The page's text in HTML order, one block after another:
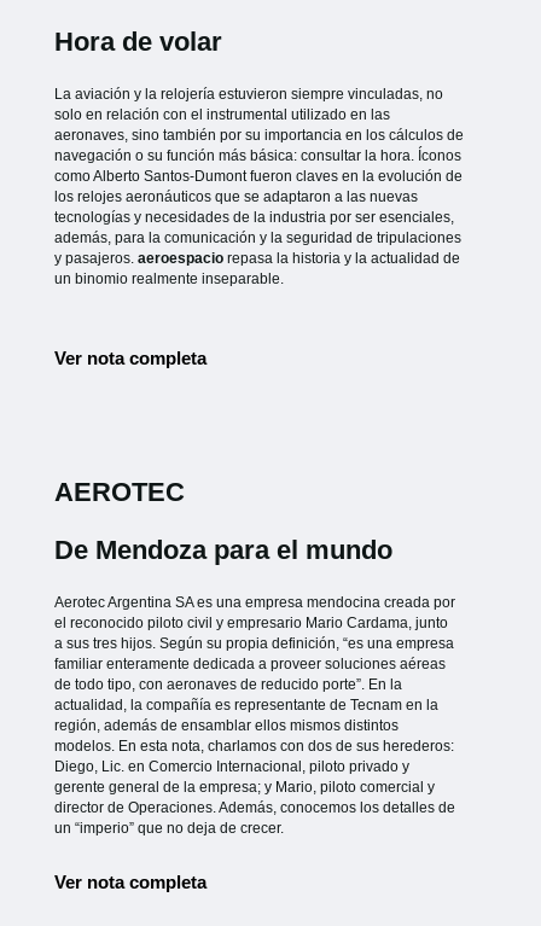
Hora de volar
La aviación y la relojería estuvieron siempre vinculadas, no
solo en relación con el instrumental utilizado en las
aeronaves, sino también por su importancia en los cálculos de
navegación o su función más básica: consultar la hora. Íconos
como Alberto Santos-Dumont fueron claves en la evolución de
los relojes aeronáuticos que se adaptaron a las nuevas
tecnologías y necesidades de la industria por ser esenciales,
además, para la comunicación y la seguridad de tripulaciones
y pasajeros. aeroespacio repasa la historia y la actualidad de
un binomio realmente inseparable.
Ver nota completa
AEROTEC
De Mendoza para el mundo
Aerotec Argentina SA es una empresa mendocina creada por
el reconocido piloto civil y empresario Mario Cardama, junto
a sus tres hijos. Según su propia definición, “es una empresa
familiar enteramente dedicada a proveer soluciones aéreas
de todo tipo, con aeronaves de reducido porte”. En la
actualidad, la compañía es representante de Tecnam en la
región, además de ensamblar ellos mismos distintos
modelos. En esta nota, charlamos con dos de sus herederos:
Diego, Lic. en Comercio Internacional, piloto privado y
gerente general de la empresa; y Mario, piloto comercial y
director de Operaciones. Además, conocemos los detalles de
un “imperio” que no deja de crecer.
Ver nota completa